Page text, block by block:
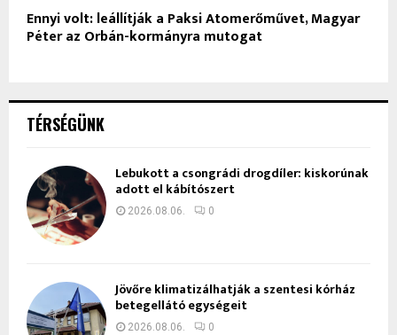
Ennyi volt: leállítják a Paksi Atomerőművet, Magyar
Péter az Orbán-kormányra mutogat
TÉRSÉGÜNK
Lebukott a csongrádi drogdíler: kiskorúnak
adott el kábítószert
2026.08.06. 0
Jövőre klimatizálhatják a szentesi kórház
betegellátó egységeit
2026.08.06. 0